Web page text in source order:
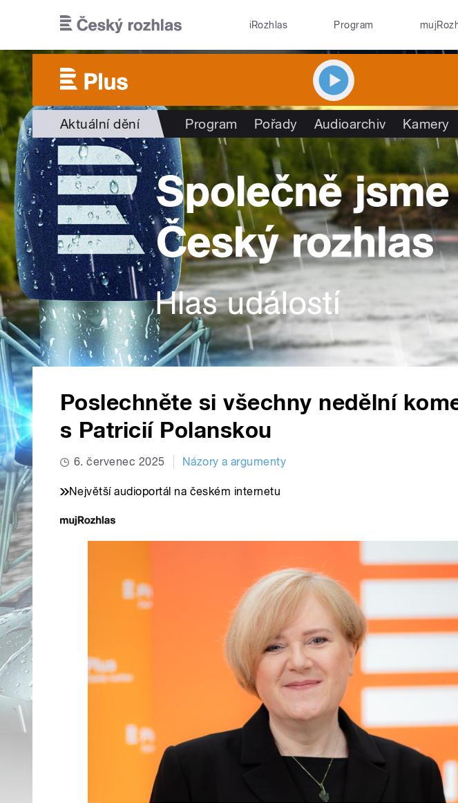
iRozhlas Program
Aktuální dění Program Pořady Audioarchiv Kamery
Poslechněte si všechny nedělní
s Patricií Polanskou
6. červenec 2025 Názory a argumenty
Největší audioportál na českém internetu